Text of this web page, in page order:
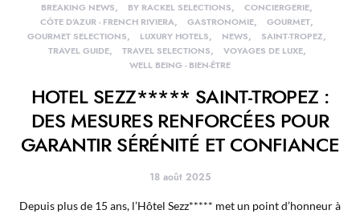
BREAKING NEWS
BY RACKEL SELECTIONS
CONCIERGERIE
CÔTE D'AZUR - FRENCH RIVIERA
GASTRONOMIE
GOURMET
GOURMET SELECTIONS
LUXURY HOTELS NEWS
SAINT-TROPEZ
TRAVEL GUIDE
TRAVEL SELECTIONS
VOYAGES DE LUXE
WELL BEING - BIEN-ÊTRE
HOTEL SEZZ***** SAINT-TROPEZ :
DES MESURES RENFORCÉES POUR
GARANTIR SÉRÉNITÉ ET CONFIANCE
18 août 2025
Depuis plus de 15 ans, l’Hôtel Sezz***** met un point d’honneur à